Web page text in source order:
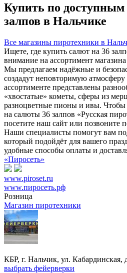
Купить по
залпов в Нальчике
Все магазины пиротехники в
Ищете, где купить салют на 36
внимание на ассортимент
Мы предлагаем надёжные и
создадут неповторимую
ассортименте представлены
«хвостатые» кометы, сферы из
разноцветные пионы и ивы. Чтобы
на салюты 36 залпов «Русская
посетите наш сайт или позвоните
Наши специалисты помогут вам
который подойдёт для вашего
удобные способы оплаты и
«Пиросеть»
www.piroset.ru
www.пиросеть.рф
Розница
Магазин пиротехники
КБР, г. Нальчик, ул. Кабардинская,
выбрать фейерверки